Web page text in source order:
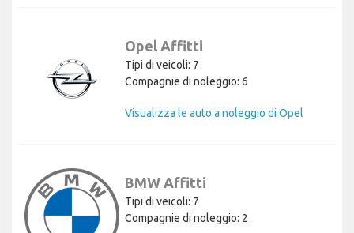
Opel Affitti
Tipi di veicoli: 7
Compagnie di noleggio: 6
Visualizza le auto a noleggio di Opel
BMW Affitti
Tipi di veicoli: 7
Compagnie di noleggio: 2